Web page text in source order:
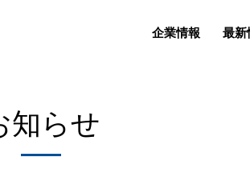
企業情報 最新
知らせ